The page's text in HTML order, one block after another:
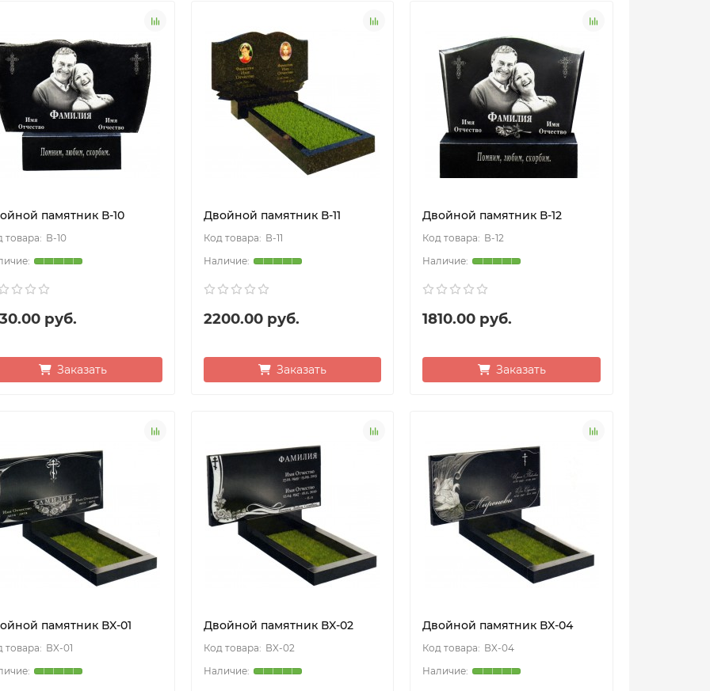
памятник В-10
В-10
руб.
Заказать
Двойной памятник В-11
В-11
2200.00 руб.
Заказать
Двойной памятник В-12
В-12
1810.00 руб.
Заказать
памятник ВX-01
ВX-01
Двойной памятник ВX-02
ВX-02
Двойной памятник ВX-04
ВX-04